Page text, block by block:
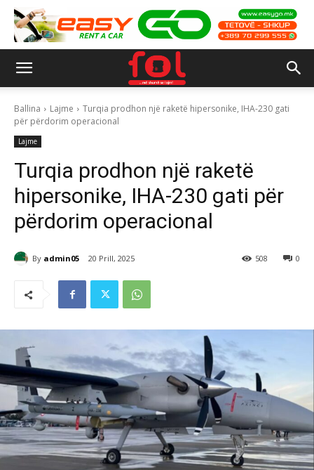
Ballina Lajme
Turqia prodhon një raketë hipersonike, IHA-230 gati
për përdorim operacional
Lajme
Turqia prodhon një raketë
hipersonike, IHA-230 gati për
përdorim operacional
By admin05 20 Prill, 2025 0
508